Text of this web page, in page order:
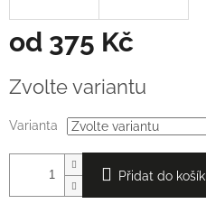
od 375 Kč
cena:
Zvolte variantu
Varianta
Přidat do